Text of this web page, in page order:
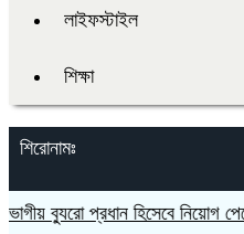
লাইফস্টাইল
শিক্ষা
শিরোনামঃ
ব্যুরো প্রধান হিসেবে নিয়োগ পেলেন